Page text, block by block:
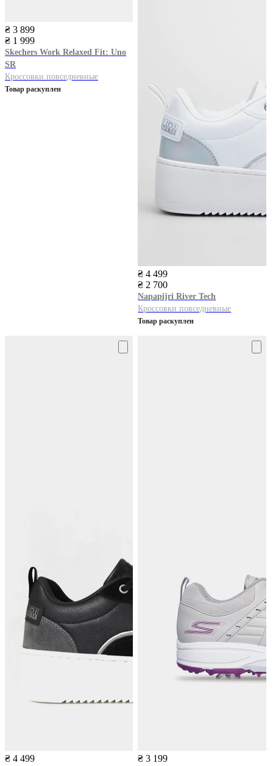
₴ 3 899
₴ 1 999
Skechers Work Relaxed Fit: Uno
SR
Кроссовки повседневные
Товар раскуплен
₴ 4 499
₴ 2 700
Napapijri River Tech
Кроссовки повседневные
Товар раскуплен
₴ 4 499
₴ 3 199